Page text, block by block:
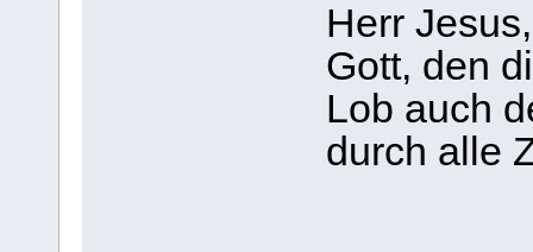
Herr
Gott, den
Lob auch
durch alle